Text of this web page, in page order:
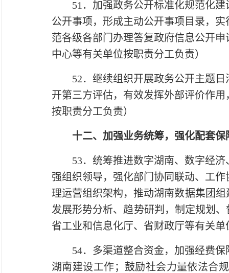
51．加强政务公开标准化规范化建
公开事项，形成主动公开事项目录，
范各级各部门办理答复政府信息公开
中心等有关单位按职责分工负责）
52．继续组织开展政务公开主题日
开第三方评估，有效发挥外部评价作
按职责分工负责）
十二、加强业务统筹，强化配套保
53．统筹推进数字湖南、数字经济
强组织领导，强化部门协同联动、工
理运营组织架构，推动湖南数据集团
发展形势分析、趋势研判，制定规划
省工业和信息化厅、省财政厅等有关
54．多渠道整合资金，加强经费保
湖南建设工作；鼓励社会力量依法合